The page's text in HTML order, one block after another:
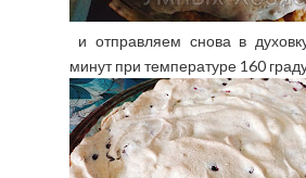
и отправляем снова в
минут при температуре 160